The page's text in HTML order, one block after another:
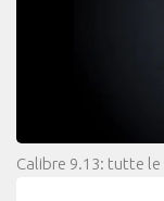
Calibre 9.13: tutte